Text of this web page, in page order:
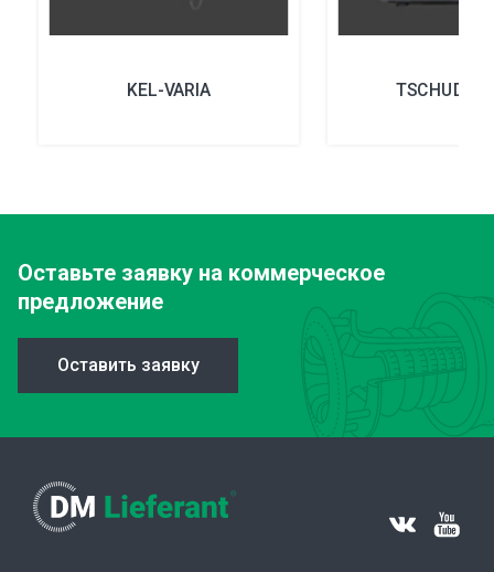
KEL-VARIA TSCHUDIN
Оставьте заявку на коммерческое
предложение
Оставить заявку